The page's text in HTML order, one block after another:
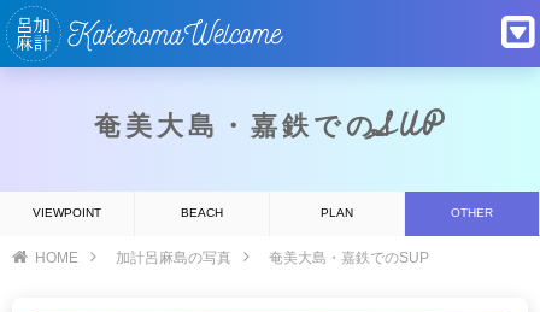
奄美大島・嘉鉄でのSUP
VIEWPOINT BEACH PLAN OTHER
HOME 加計呂麻島の写真 奄美大島・嘉鉄でのSUP